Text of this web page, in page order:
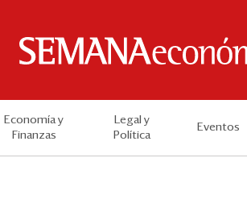
Economía y
Finanzas
Legal y
Política
Eventos